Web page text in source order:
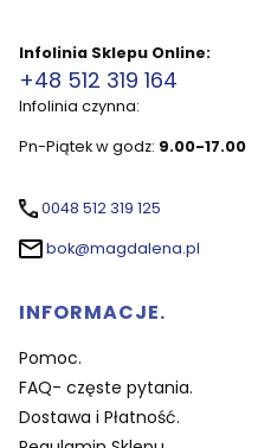
Infolinia Sklepu Online:
+48 512 319 164
Infolinia czynna:
Pn-Piątek w godz: 9.00-17.00
0048 512 319 125
bok@magdalena.pl
Linki w stopce
INFORMACJE.
Pomoc.
FAQ- częste pytania.
Dostawa i Płatność.